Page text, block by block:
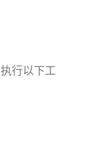
执行以下工